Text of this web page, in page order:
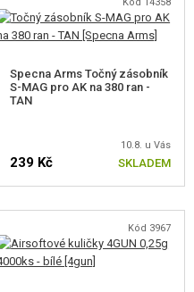
pod krytem závěru (LiPo ready)
Cyma, JG, E&L a Bolt je
značek může být nutné provést
Specna Arms Točný zásobník
S-MAG pro AK na 380 ran -
TAN
10.8. u Vás
239 Kč SKLADEM
Kód 3967